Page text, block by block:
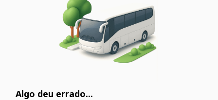
Algo deu errado...